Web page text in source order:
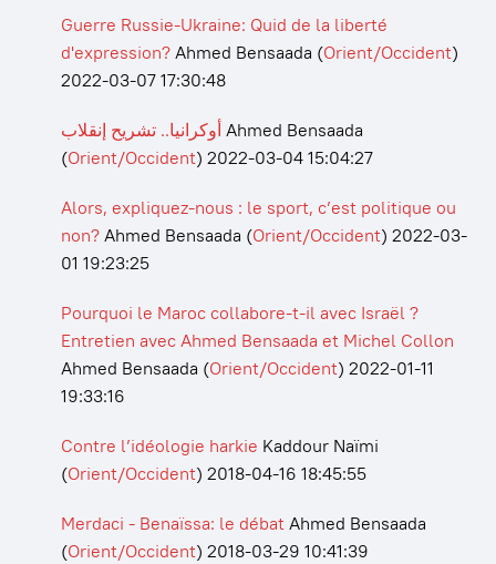
Guerre Russie-Ukraine: Quid de la liberté
d'expression?Ahmed Bensaada (Orient/Occident)
2022-03-07 17:30:48
أوكرانيا.. تشريح إنقلاب Ahmed Bensaada
(Orient/Occident) 2022-03-04 15:04:27
Alors, expliquez-nous : le sport, c’est politique ou
non?Ahmed Bensaada (Orient/Occident) 2022-03-
01 19:23:25
Pourquoi le Maroc collabore-t-il avec Israël ?
Entretien avec Ahmed Bensaada et Michel Collon
Ahmed Bensaada (Orient/Occident) 2022-01-11
19:33:16
Contre l’idéologie harkie Kaddour Naïmi
(Orient/Occident) 2018-04-16 18:45:55
Merdaci - Benaïssa: le débatAhmed Bensaada
(Orient/Occident) 2018-03-29 10:41:39